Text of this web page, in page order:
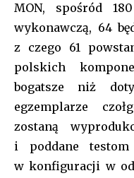
MON, spośród
wykonawczą, 64
z czego 61
polskich
bogatsze niż
egzemplarze
zostaną
i poddane
w konfiguracji w